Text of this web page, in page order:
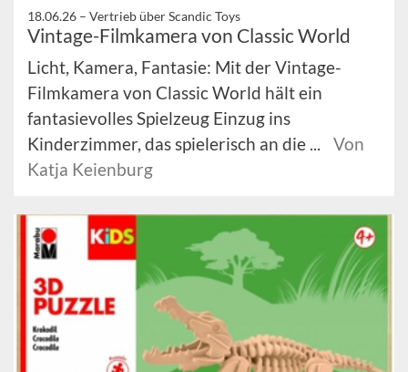
18.06.26 – Vertrieb über Scandic Toys
Vintage-Filmkamera von Classic World
Licht, Kamera, Fantasie: Mit der Vintage-
Filmkamera von Classic World hält ein
fantasievolles Spielzeug Einzug ins
Kinderzimmer, das spielerisch an die ...
Von
Katja Keienburg